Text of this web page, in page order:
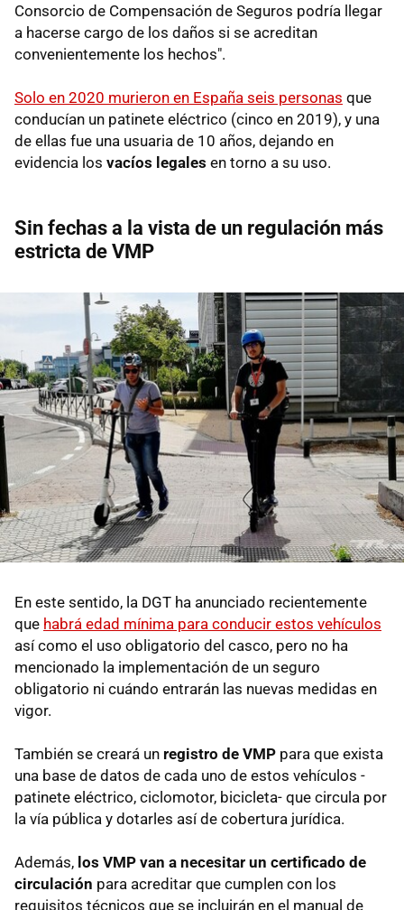
Consorcio de Compensación de Seguros podría llegar
a hacerse cargo de los daños si se acreditan
convenientemente los hechos".
Solo en 2020 murieron en España seis personas que
conducían un patinete eléctrico (cinco en 2019), y una
de ellas fue una usuaria de 10 años, dejando en
evidencia los vacíos legales en torno a su uso.
Sin fechas a la vista de un regulación más
estricta de VMP
En este sentido, la DGT ha anunciado recientemente
que habrá edad mínima para conducir estos vehículos
así como el uso obligatorio del casco, pero no ha
mencionado la implementación de un seguro
obligatorio ni cuándo entrarán las nuevas medidas en
vigor.
También se creará un registro de VMP para que exista
una base de datos de cada uno de estos vehículos -
patinete eléctrico, ciclomotor, bicicleta- que circula por
la vía pública y dotarles así de cobertura jurídica.
Además, los VMP van a necesitar un certificado de
circulación para acreditar que cumplen con los
requisitos técnicos que se incluirán en el manual de